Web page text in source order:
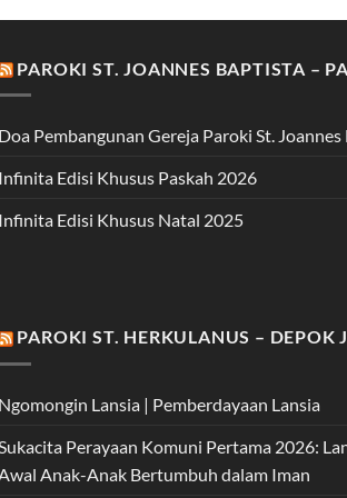
PAROKI ST. JOANNES BAPTISTA –
Doa Pembangunan Gereja Paroki St.
Infinita Edisi Khusus Paskah 2026
Infinita Edisi Khusus Natal 2025
PAROKI ST. HERKULANUS – DEPOK
Ngomongin Lansia | Pemberdayaan Lansia
Sukacita Perayaan Komuni Pertama 2026:
Awal Anak-Anak Bertumbuh dalam Iman